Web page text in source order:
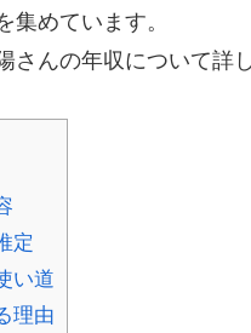
集めています。
さんの年収について詳
定
い道
理由